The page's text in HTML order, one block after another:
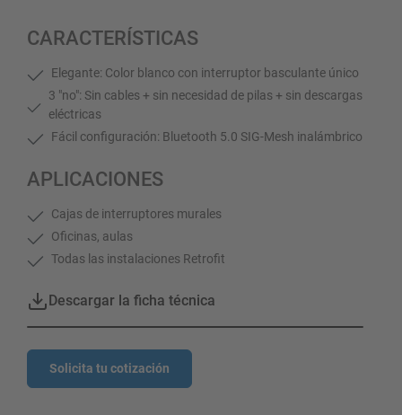
CARACTERÍSTICAS
Elegante: Color blanco con interruptor basculante único
3 "no": Sin cables + sin necesidad de pilas + sin descargas
eléctricas
Fácil configuración: Bluetooth 5.0 SIG-Mesh inalámbrico
APLICACIONES
Cajas de interruptores murales
Oficinas, aulas
Todas las instalaciones Retrofit
Descargar la ficha técnica
Solicita tu cotización